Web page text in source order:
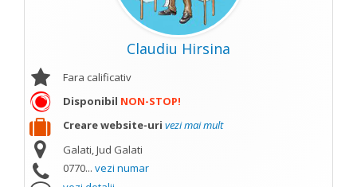
Claudiu Hirsina
Fara calificativ
Disponibil NON-STOP!
Creare website-uri vezi mai mult
Galati, Jud Galati
0770... vezi numar